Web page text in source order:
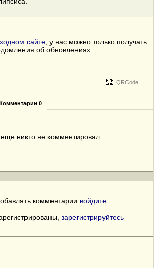
сайте, у нас можно только получать
об обновлениях
QRCode
0
еще никто не комментировал
комментарии войдите
зарегистрируйтесь